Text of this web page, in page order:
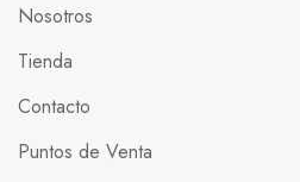
Nosotros
Tienda
Contacto
Puntos de Venta